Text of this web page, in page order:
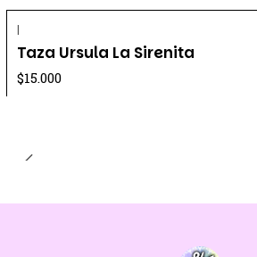
|
Taza Ursula La Sirenita
$15.000